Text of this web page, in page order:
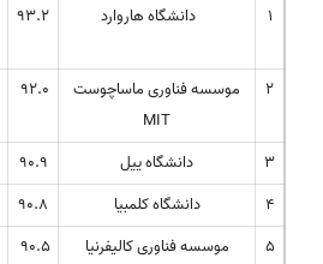
۱ دانشگاه هاروارد
۲
موسسه فناوری ماساچوست
MIT
۹۲.۰
۳ دانشگاه ییل ۹۰.۹
۴
دانشگاه کلمبیا ۹۰.۸
۵
موسسه فناوری کالیفرنیا ۹۰.۵